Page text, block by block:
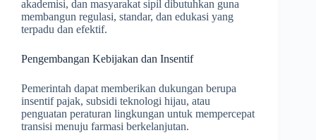
akademisi, dan masyarakat sipil dibutuhkan guna
membangun regulasi, standar, dan edukasi yang
terpadu dan efektif.
Pengembangan Kebijakan dan Insentif
Pemerintah dapat memberikan dukungan berupa
insentif pajak, subsidi teknologi hijau, atau
penguatan peraturan lingkungan untuk mempercepat
transisi menuju farmasi berkelanjutan.